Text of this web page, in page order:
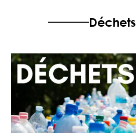
Déchets